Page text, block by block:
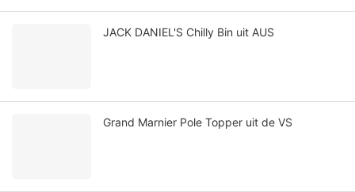
JACK DANIEL'S Chilly Bin uit AUS
Grand Marnier Pole Topper uit de VS